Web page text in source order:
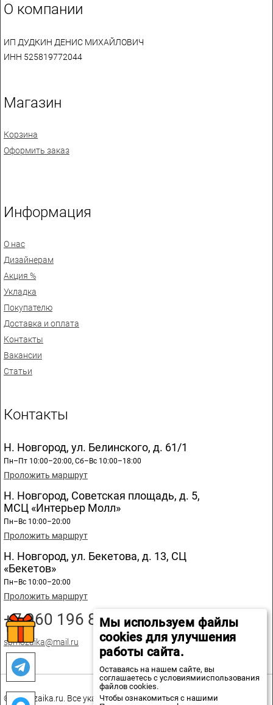
О компании
ИП ДУДКИН ДЕНИС МИХАЙЛОВИЧ
ИНН 525819772044
Магазин
Корзина
Оформить заказ
Информация
О нас
Дизайнерам
Акция %
Укладка
Покупателю
Доставка и оплата
Контакты
Вакансии
Статьи
Контакты
Н. Новгород, ул. Белинского, д. 61/1
Пн–Пт 10:00–20:00, Сб–Вс 10:00–18:00
Проложить маршрут
Н. Новгород, Советская площадь, д. 5,
МСЦ «Интерьер Молл»
Пн–Вс 10:00–20:00
Проложить маршрут
Н. Новгород, ул. Бекетова, д. 13, СЦ
«Бекетов»
Пн–Вс 10:00–20:00
Проложить маршрут
+7 960 196 89 20
spmozaika@mail.ru
© spmozaika.ru. Все указанные на сайте цены не являются
Мы используем файлы
cookies для улучшения
работы сайта.
Оставаясь на нашем сайте, вы
соглашаетесь с условиямииспользования
файлов cookies.
Чтобы ознакомиться с нашими